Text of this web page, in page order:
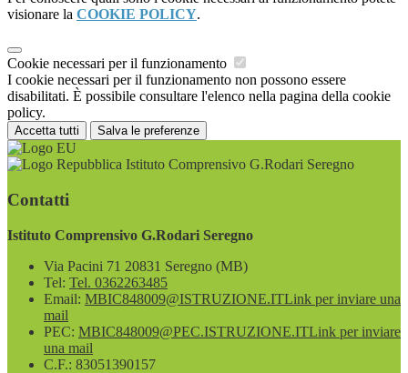
visionare la COOKIE POLICY.
Cookie necessari per il funzionamento
I cookie necessari per il funzionamento non possono essere
disabilitati. È possibile consultare l'elenco nella pagina della cookie
policy.
Accetta tutti Salva le preferenze
Istituto Comprensivo G.Rodari Seregno
Contatti
Istituto Comprensivo G.Rodari Seregno
Via Pacini 71 20831 Seregno (MB)
Tel: Tel. 0362263485
Email: MBIC848009@ISTRUZIONE.ITLink per inviare una
mail
PEC: MBIC848009@PEC.ISTRUZIONE.ITLink per inviare
una mail
C.F.: 83051390157